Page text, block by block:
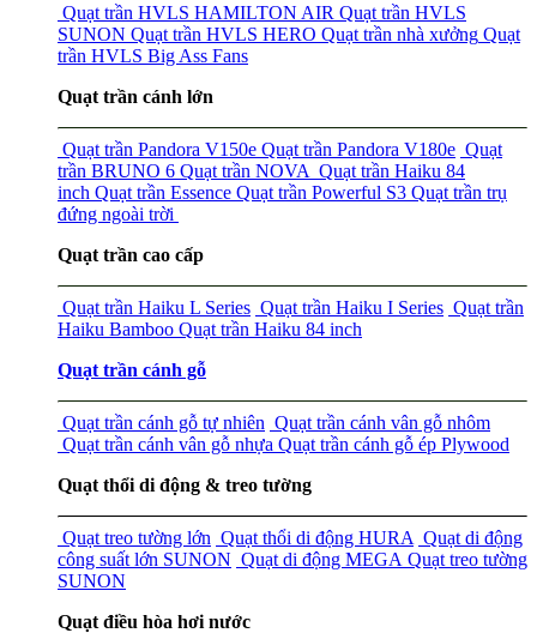
Quạt trần HVLS HAMILTON AIR Quạt trần HVLS
SUNON Quạt trần HVLS HERO Quạt trần nhà xưởng Quạt
trần HVLS Big Ass Fans
Quạt trần cánh lớn
Quạt trần Pandora V150e Quạt trần Pandora V180e Quạt
trần BRUNO 6 Quạt trần NOVA Quạt trần Haiku 84
inch Quạt trần Essence Quạt trần Powerful S3 Quạt trần trụ
đứng ngoài trời
Quạt trần cao cấp
Quạt trần Haiku L Series Quạt trần Haiku I Series Quạt trần
Haiku Bamboo Quạt trần Haiku 84 inch
Quạt trần cánh gỗ
Quạt trần cánh gỗ tự nhiên Quạt trần cánh vân gỗ nhôm
Quạt trần cánh vân gỗ nhựa Quạt trần cánh gỗ ép Plywood
Quạt thổi di động & treo tường
Quạt treo tường lớn Quạt thổi di động HURA Quạt di động
công suất lớn SUNON Quạt di động MEGA Quạt treo tường
SUNON
Quạt điều hòa hơi nước